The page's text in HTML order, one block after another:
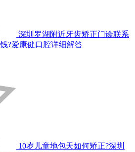
深圳罗湖附近牙齿矫正门诊联系
?爱康健口腔详细解答
10岁儿童地包天如何矫正?深圳